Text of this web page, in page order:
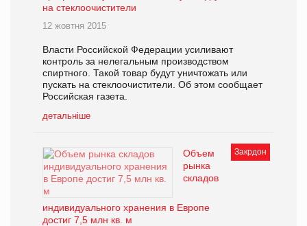
на стеклоочистители
12 жовтня 2015
Власти Российской Федерации усиливают
контроль за нелегальным производством
спиртного. Такой товар будут уничтожать или
пускать на стеклоочистители. Об этом сообщает
Российская газета.
детальніше
Закрдон
Объем
рынка
складов
индивидуального хранения в Европе
достиг 7,5 млн кв. м